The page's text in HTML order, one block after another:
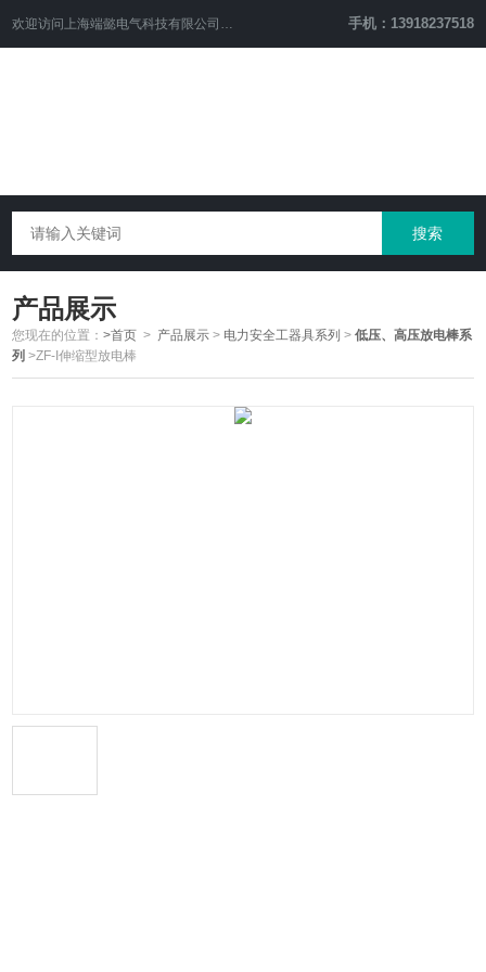
欢迎访问 上海端懿电气科技有限公司 网站！ 手机：13918237518
产品展示
您现在的位置：>首页 > 产品展示 > 电力安全工器具系列 >低压、高压放电棒系
列 >ZF-I伸缩型放电棒